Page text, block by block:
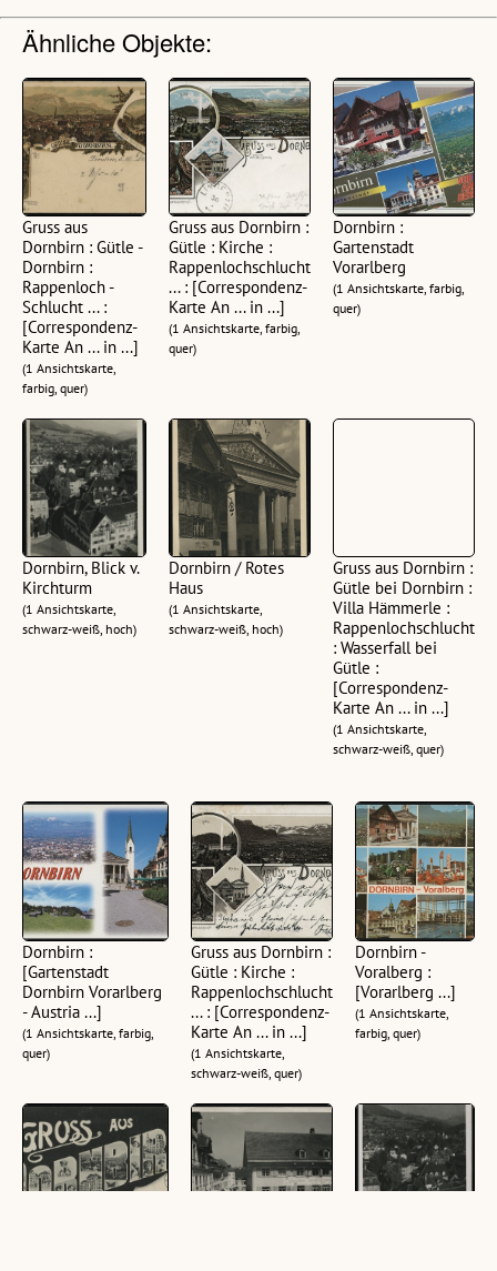
Ähnliche Objekte:
Gruss aus
Dornbirn : Gütle -
Dornbirn :
Rappenloch -
Schlucht ... :
[Correspondenz-
Karte An ... in ...]
(1 Ansichtskarte,
farbig, quer)
Gruss aus Dornbirn :
Gütle : Kirche :
Rappenlochschlucht
... : [Correspondenz-
Karte An ... in ...]
(1 Ansichtskarte, farbig,
quer)
Dornbirn :
Gartenstadt
Vorarlberg
(1 Ansichtskarte, farbig,
quer)
Dornbirn, Blick v.
Kirchturm
(1 Ansichtskarte,
schwarz-weiß, hoch)
Dornbirn / Rotes
Haus
(1 Ansichtskarte,
schwarz-weiß, hoch)
Gruss aus Dornbirn :
Gütle bei Dornbirn :
Villa Hämmerle :
Rappenlochschlucht
: Wasserfall bei
Gütle :
[Correspondenz-
Karte An ... in ...]
(1 Ansichtskarte,
schwarz-weiß, quer)
Dornbirn :
[Gartenstadt
Dornbirn Vorarlberg
- Austria ...]
(1 Ansichtskarte, farbig,
quer)
Gruss aus Dornbirn :
Gütle : Kirche :
Rappenlochschlucht
... : [Correspondenz-
Karte An ... in ...]
(1 Ansichtskarte,
schwarz-weiß, quer)
Dornbirn -
Voralberg :
[Vorarlberg ...]
(1 Ansichtskarte,
farbig, quer)